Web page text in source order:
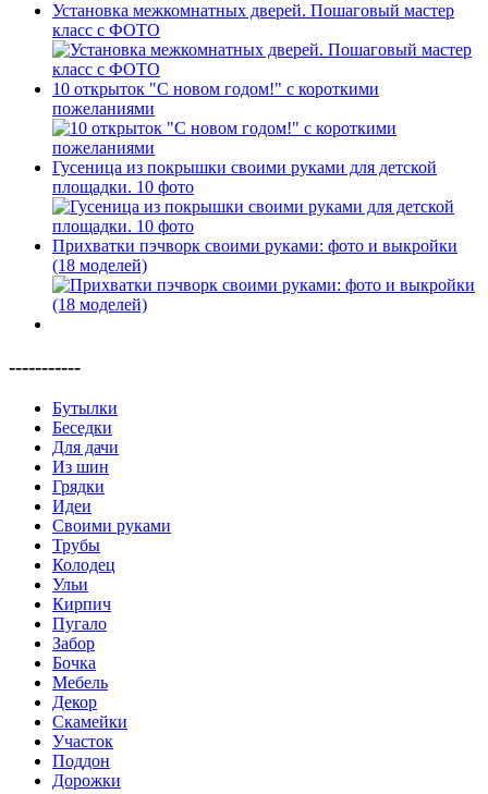
Установка межкомнатных дверей. Пошаговый мастер
класс с ФОТО
10 открыток "С новом годом!" с короткими
пожеланиями
Гусеница из покрышки своими руками для детской
площадки. 10 фото
Прихватки пэчворк своими руками: фото и выкройки
(18 моделей)
-----------
Бутылки
Беседки
Для дачи
Из шин
Грядки
Идеи
Своими руками
Трубы
Колодец
Ульи
Кирпич
Пугало
Забор
Бочка
Мебель
Декор
Скамейки
Участок
Поддон
Дорожки